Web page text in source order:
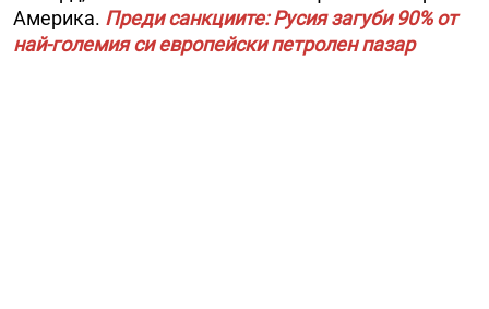
Америка. Преди санкциите: Русия загуби 90% от
най-големия си европейски петролен пазар